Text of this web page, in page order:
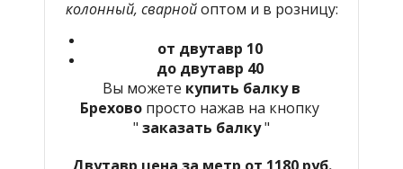
колонный, сварнойоптом и в розницу:
от двутавр 10
до двутавр 40
Вы можете купить балку в
Брехово просто нажав на кнопку
" заказать балку"